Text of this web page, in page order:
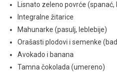
Lisnato zeleno povrće (spanać,
Integralne žitarice
Mahunarke (pasulj, leblebije)
Orašasti plodovi i semenke
Avokado i banana
Tamna čokolada (umereno)